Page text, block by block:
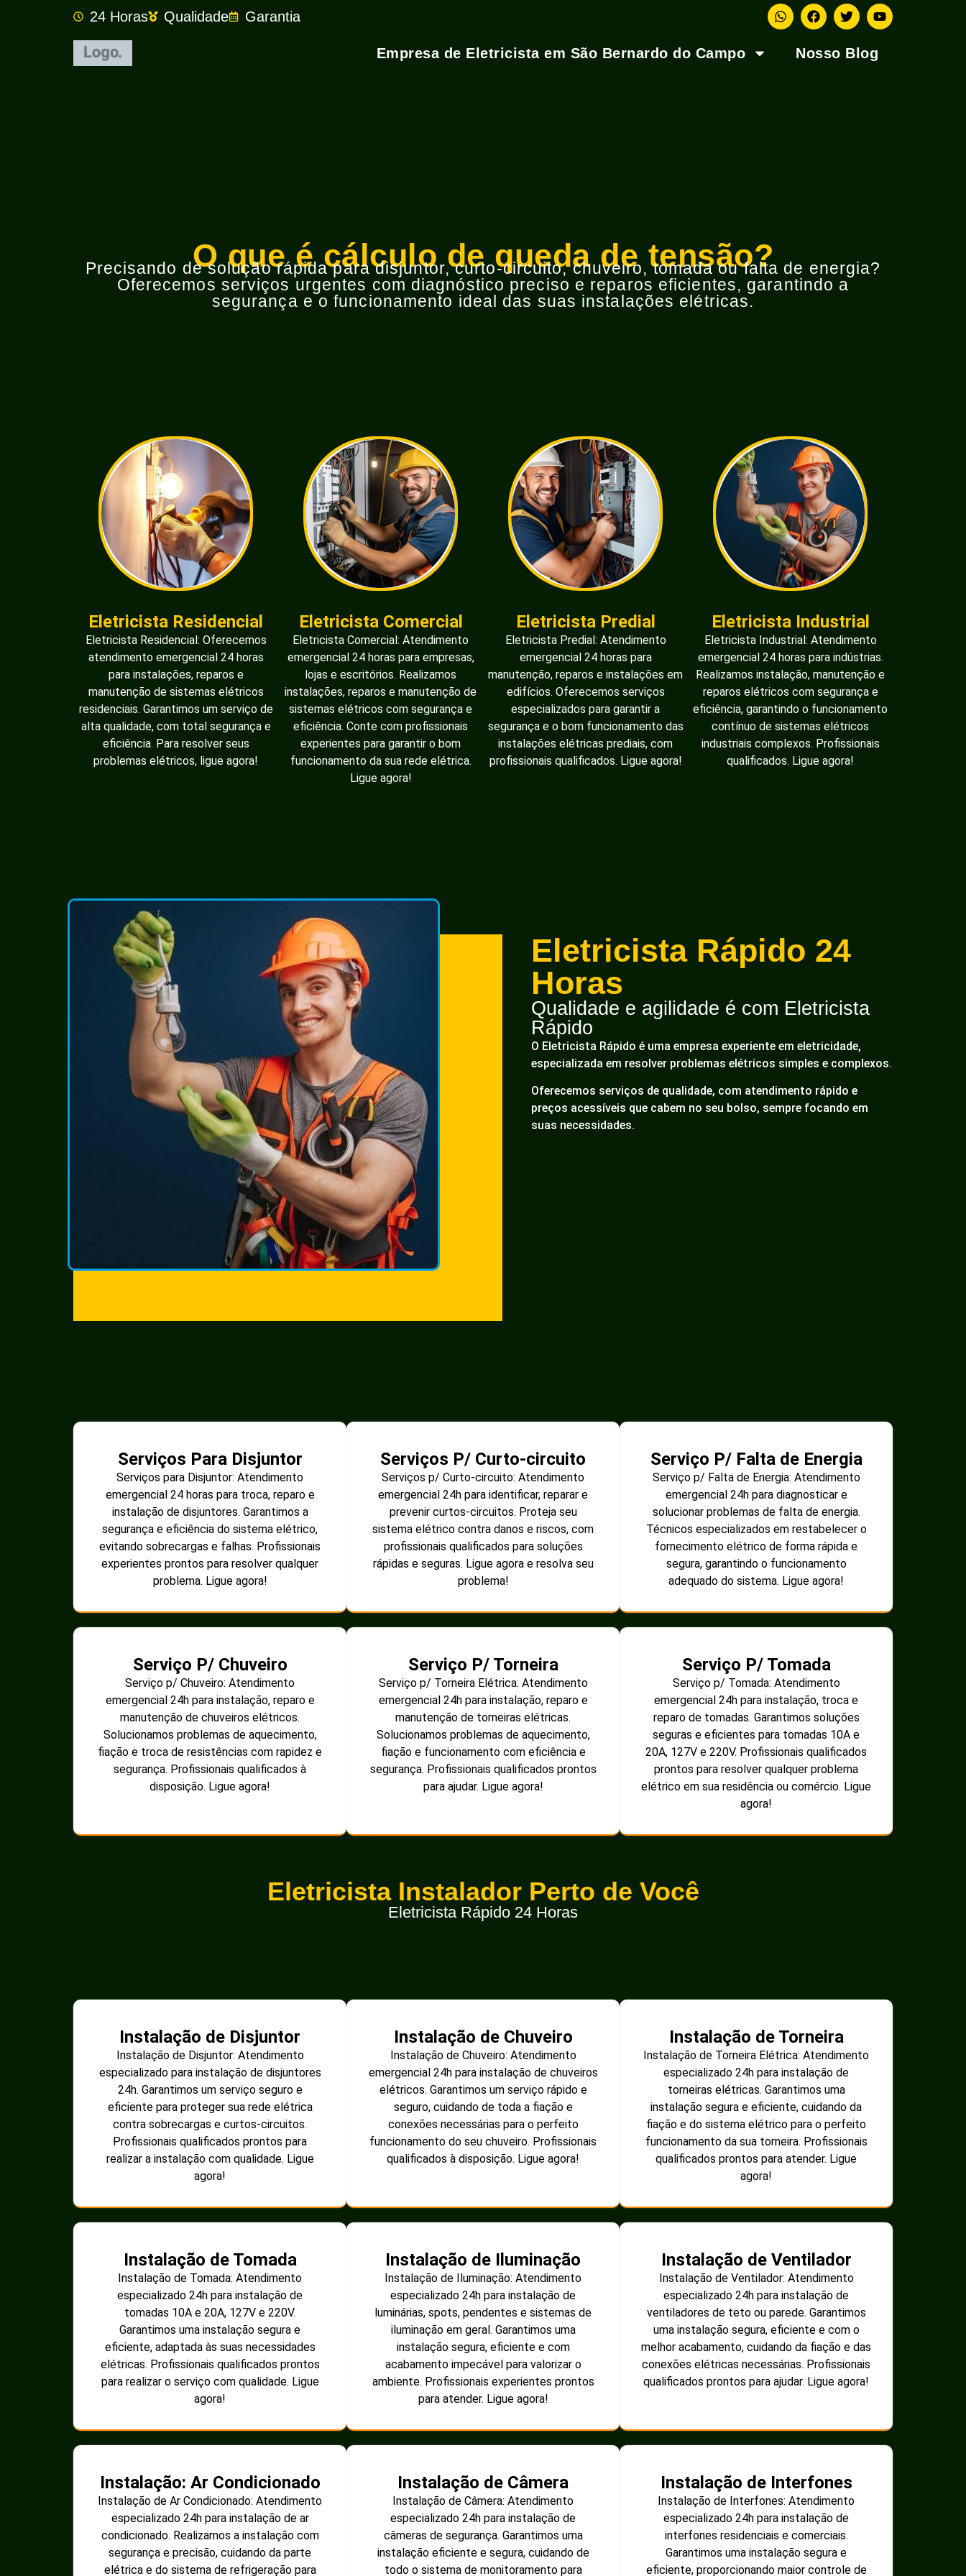
24 Horas Qualidade Garantia
Empresa de Eletricista em São Bernardo do Campo Nosso Blog
O que é cálculo de queda de tensão?
Precisando de solução rápida para disjuntor, curto-circuito, chuveiro, tomada ou falta de energia?
Oferecemos serviços urgentes com diagnóstico preciso e reparos eficientes, garantindo a
segurança e o funcionamento ideal das suas instalações elétricas.
Eletricista Residencial
Eletricista Residencial: Oferecemos
atendimento emergencial 24 horas
para instalações, reparos e
manutenção de sistemas elétricos
residenciais. Garantimos um serviço de
alta qualidade, com total segurança e
eficiência. Para resolver seus
problemas elétricos, ligue agora!
Eletricista Comercial
Eletricista Comercial: Atendimento
emergencial 24 horas para empresas,
lojas e escritórios. Realizamos
instalações, reparos e manutenção de
sistemas elétricos com segurança e
eficiência. Conte com profissionais
experientes para garantir o bom
funcionamento da sua rede elétrica.
Ligue agora!
Eletricista Predial
Eletricista Predial: Atendimento
emergencial 24 horas para
manutenção, reparos e instalações em
edifícios. Oferecemos serviços
especializados para garantir a
segurança e o bom funcionamento das
instalações elétricas prediais, com
profissionais qualificados. Ligue agora!
Eletricista Industrial
Eletricista Industrial: Atendimento
emergencial 24 horas para indústrias.
Realizamos instalação, manutenção e
reparos elétricos com segurança e
eficiência, garantindo o funcionamento
contínuo de sistemas elétricos
industriais complexos. Profissionais
qualificados. Ligue agora!
Eletricista Rápido 24
Horas
Qualidade e agilidade é com Eletricista
Rápido
O Eletricista Rápido é uma empresa experiente em eletricidade,
especializada em resolver problemas elétricos simples e complexos.
Oferecemos serviços de qualidade, com atendimento rápido e
preços acessíveis que cabem no seu bolso, sempre focando em
suas necessidades.
Serviços Para Disjuntor
Serviços para Disjuntor: Atendimento
emergencial 24 horas para troca, reparo e
instalação de disjuntores. Garantimos a
segurança e eficiência do sistema elétrico,
evitando sobrecargas e falhas. Profissionais
experientes prontos para resolver qualquer
problema. Ligue agora!
Serviços P/ Curto-circuito
Serviços p/ Curto-circuito: Atendimento
emergencial 24h para identificar, reparar e
prevenir curtos-circuitos. Proteja seu
sistema elétrico contra danos e riscos, com
profissionais qualificados para soluções
rápidas e seguras. Ligue agora e resolva seu
problema!
Serviço P/ Falta de Energia
Serviço p/ Falta de Energia: Atendimento
emergencial 24h para diagnosticar e
solucionar problemas de falta de energia.
Técnicos especializados em restabelecer o
fornecimento elétrico de forma rápida e
segura, garantindo o funcionamento
adequado do sistema. Ligue agora!
Serviço P/ Chuveiro
Serviço p/ Chuveiro: Atendimento
emergencial 24h para instalação, reparo e
manutenção de chuveiros elétricos.
Solucionamos problemas de aquecimento,
fiação e troca de resistências com rapidez e
segurança. Profissionais qualificados à
disposição. Ligue agora!
Serviço P/ Torneira
Serviço p/ Torneira Elétrica: Atendimento
emergencial 24h para instalação, reparo e
manutenção de torneiras elétricas.
Solucionamos problemas de aquecimento,
fiação e funcionamento com eficiência e
segurança. Profissionais qualificados prontos
para ajudar. Ligue agora!
Serviço P/ Tomada
Serviço p/ Tomada: Atendimento
emergencial 24h para instalação, troca e
reparo de tomadas. Garantimos soluções
seguras e eficientes para tomadas 10A e
20A, 127V e 220V. Profissionais qualificados
prontos para resolver qualquer problema
elétrico em sua residência ou comércio. Ligue
agora!
Eletricista Instalador Perto de Você
Eletricista Rápido 24 Horas
Instalação de Disjuntor
Instalação de Disjuntor: Atendimento
especializado para instalação de disjuntores
24h. Garantimos um serviço seguro e
eficiente para proteger sua rede elétrica
contra sobrecargas e curtos-circuitos.
Profissionais qualificados prontos para
realizar a instalação com qualidade. Ligue
agora!
Instalação de Chuveiro
Instalação de Chuveiro: Atendimento
emergencial 24h para instalação de chuveiros
elétricos. Garantimos um serviço rápido e
seguro, cuidando de toda a fiação e
conexões necessárias para o perfeito
funcionamento do seu chuveiro. Profissionais
qualificados à disposição. Ligue agora!
Instalação de Torneira
Instalação de Torneira Elétrica: Atendimento
especializado 24h para instalação de
torneiras elétricas. Garantimos uma
instalação segura e eficiente, cuidando da
fiação e do sistema elétrico para o perfeito
funcionamento da sua torneira. Profissionais
qualificados prontos para atender. Ligue
agora!
Instalação de Tomada
Instalação de Tomada: Atendimento
especializado 24h para instalação de
tomadas 10A e 20A, 127V e 220V.
Garantimos uma instalação segura e
eficiente, adaptada às suas necessidades
elétricas. Profissionais qualificados prontos
para realizar o serviço com qualidade. Ligue
agora!
Instalação de Iluminação
Instalação de Iluminação: Atendimento
especializado 24h para instalação de
luminárias, spots, pendentes e sistemas de
iluminação em geral. Garantimos uma
instalação segura, eficiente e com
acabamento impecável para valorizar o
ambiente. Profissionais experientes prontos
para atender. Ligue agora!
Instalação de Ventilador
Instalação de Ventilador: Atendimento
especializado 24h para instalação de
ventiladores de teto ou parede. Garantimos
uma instalação segura, eficiente e com o
melhor acabamento, cuidando da fiação e das
conexões elétricas necessárias. Profissionais
qualificados prontos para ajudar. Ligue agora!
Instalação: Ar Condicionado
Instalação de Ar Condicionado: Atendimento
especializado 24h para instalação de ar
condicionado. Realizamos a instalação com
segurança e precisão, cuidando da parte
elétrica e do sistema de refrigeração para
Instalação de Câmera
Instalação de Câmera: Atendimento
especializado 24h para instalação de
câmeras de segurança. Garantimos uma
instalação eficiente e segura, cuidando de
todo o sistema de monitoramento para
Instalação de Interfones
Instalação de Interfones: Atendimento
especializado 24h para instalação de
interfones residenciais e comerciais.
Garantimos uma instalação segura e
eficiente, proporcionando maior controle de